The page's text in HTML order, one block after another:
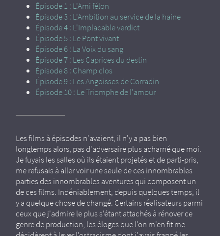
Épisode 1 : L'Ami félon
Épisode 3 : L'Ambition au service de la haine
Épisode 4 : L'Implacable verdict
Épisode 5 : Le Pont vivant
Épisode 6 : La Voix du sang
Épisode 7 : Les Caprices du destin
Épisode 8 : Champ clos
Épisode 9 : Les Angoisses de Corradin
Épisode 10 : Le Triomphe de l'amour
Les films à épisodes n'avaient, il n'y a pas bien
longtemps alors, pas d'adversaire plus acharné que moi.
Je fuyais les salles où ils étaient projetés et de parti-pris,
me refusais à aller voir une seule de ces innombrables
parties des innombrables aventures qui composent un
de ces films. Indéniablement, depuis quelques temps, il
y a quelque chose de changé. Certains réalisateurs parmi
ceux que j'admire le plus s'étant attachés à rénover ce
genre de production, les éloges que l'on m'en fit me